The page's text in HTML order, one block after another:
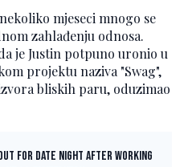
mjeseci mnogo se
zahlađenju odnosa.
je Justin potpuno uronio u
projektu naziva "Swag",
bliskih paru, oduzimao
for date night after working